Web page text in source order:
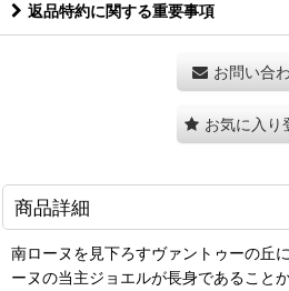
返品特約に関する重要事項
お問い合
お気に入り
商品詳細
南ローヌを見下ろすヴァントゥーの丘
ーヌの当主ジョエルが長身であること